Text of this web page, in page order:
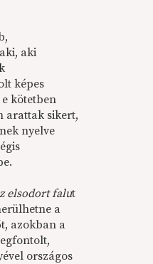
aki
képes
kötetben
arattak sikert,
nyelve
elsodort falut
a
azokban a
országos